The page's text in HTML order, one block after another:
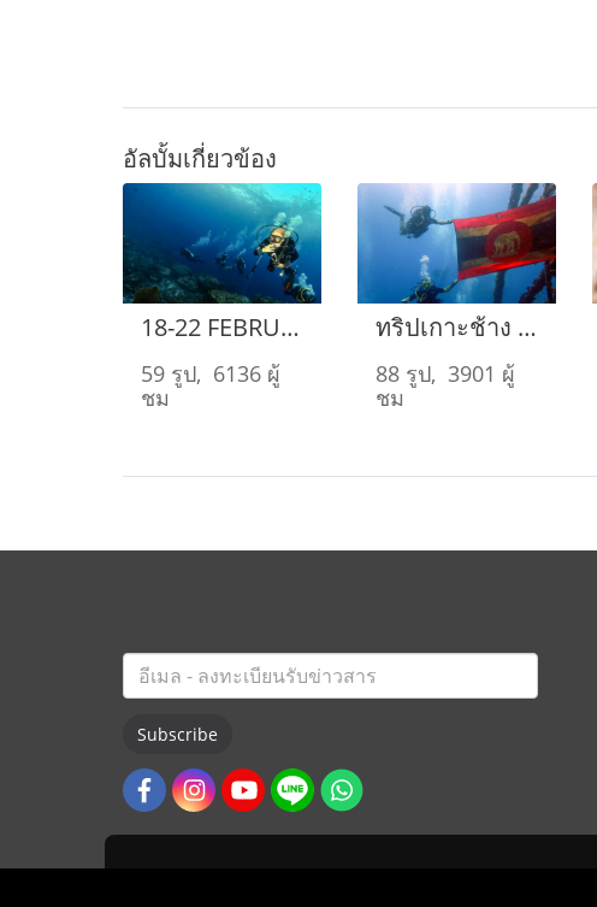
อัลบั้มเกี่ยวข้อง
18-22 FEBRUARY 2022 North Andaman Liveaboard
59 รูป, 6136 ผู้
ชม
ทริปเกาะช้าง วันหยุดสงกรานต์ เดือน เมษายน 2022
88 รูป, 3901 ผู้
ชม
Subscribe